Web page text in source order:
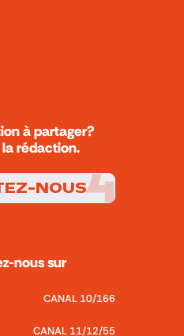
à partager?
rédaction.
NOUS
nous sur
CANAL 10/166
CANAL 11/12/55